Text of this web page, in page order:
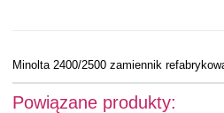
Minolta 2400/2500 zamiennik
Powiązane produkty: